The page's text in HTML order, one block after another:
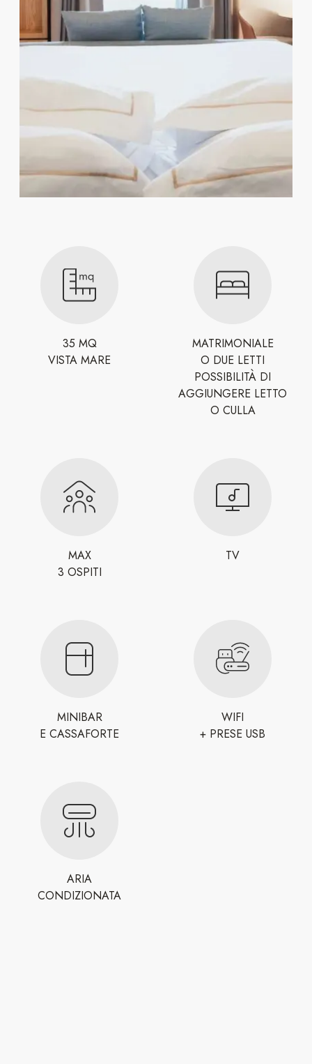
35 MQ
VISTA MARE
MATRIMONIALE
O DUE LETTI
POSSIBILITÀ DI
AGGIUNGERE LETTO
O CULLA
MAX
3 OSPITI
TV
MINIBAR
E CASSAFORTE
WIFI
+ PRESE USB
ARIA
CONDIZIONATA